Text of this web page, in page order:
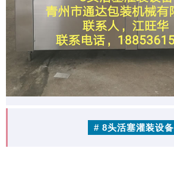
# 8头活塞灌装设备